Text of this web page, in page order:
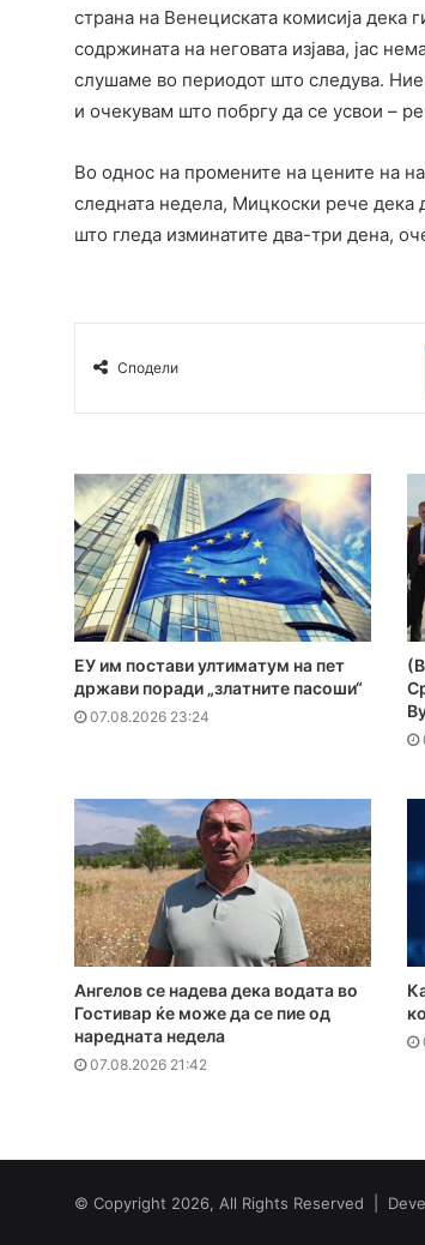
страна на Венециската комисија дека
содржината на неговата изјава, јас
слушаме во периодот што следува.
и очекувам што побргу да се усвои –
Во однос на промените на цените на
следната недела, Мицкоски рече дека
што гледа изминатите два-три дена,
Сподели
ЕУ им постави ултиматум на пет
држави поради „златните пасоши“
07.08.2026 23:24
Ангелов се надева дека водата во
Гостивар ќе може да се пие од
наредната недела
07.08.2026 21:42
© Copyright 2026, All Rights Reserved |